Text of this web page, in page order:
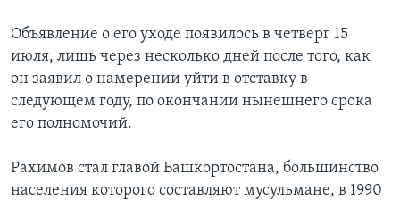
АМЕРИКА. БОЛЬШОЕ ПУТЕШЕСТВИЕ
ВИДЕО
ПОДПИСКА НА НОВОСТИ
Learning English
СОЦИАЛЬНЫЕ СЕТИ
Объявление о его уходе появилось в четверг 15
июля, лишь через несколько дней после того, как
он заявил о намерении уйти в отставку в
следующем году, по окончании нынешнего срока
его полномочий.
Рахимов стал главой Башкортостана, большинство
населения которого составляют мусульмане, в 1990